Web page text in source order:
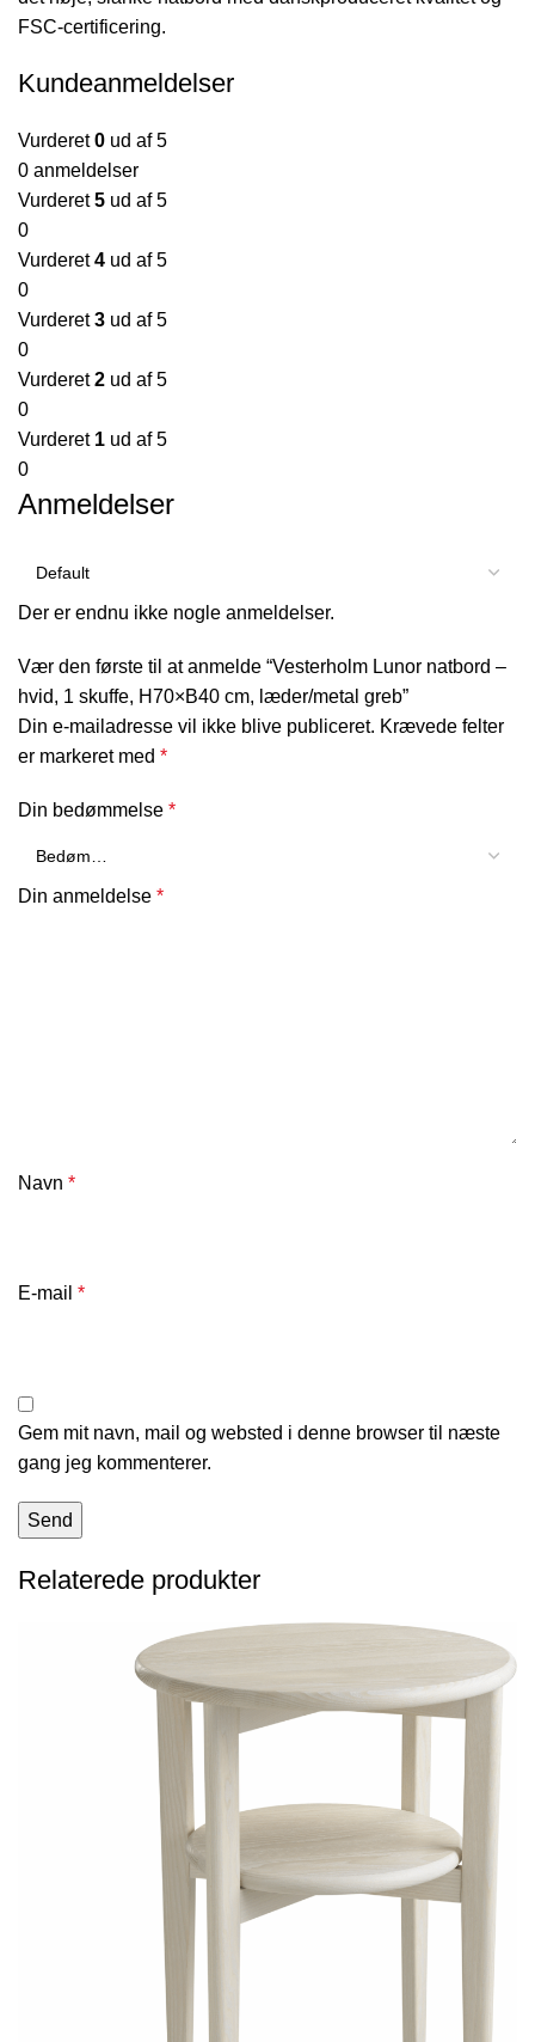
FSC-certificering.
Kundeanmeldelser
Vurderet0 ud af 5
0 anmeldelser
Vurderet5 ud af 5
0
Vurderet4 ud af 5
0
Vurderet3 ud af 5
0
Vurderet2 ud af 5
0
Vurderet 1 ud af 5
0
Anmeldelser
Der er endnu ikke nogle anmeldelser.
Vær den første til at anmelde “Vesterholm Lunor natbord –
hvid, 1 skuffe, H70×B40 cm, læder/metal greb”
Din e-mailadresse vil ikke blive publiceret. Krævede felter
er markeret med *
Din bedømmelse *
Din anmeldelse *
Navn *
E-mail *
Gem mit navn, mail og websted i denne browser til næste
gang jeg kommenterer.
Relaterede produkter